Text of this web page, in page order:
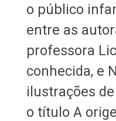
o público
entre as
professora
conhecida, e
ilustrações
o título A